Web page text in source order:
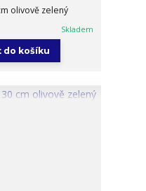
olivově zelený
Skladem
do košíku